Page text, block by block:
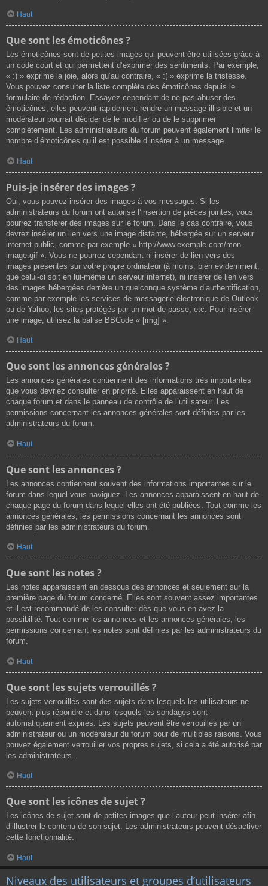
Haut
Que sont les émoticônes ?
Les émoticônes sont de petites images qui peuvent être utilisées grâce à
un code court et qui permettent d’exprimer des sentiments. Par exemple,
« :) » exprime la joie, alors qu’au contraire, « :( » exprime la tristesse.
Vous pouvez consulter la liste complète des émoticônes depuis le
formulaire de rédaction. Essayez cependant de ne pas abuser des
émoticônes, elles peuvent rapidement rendre un message illisible et un
modérateur pourrait décider de le modifier ou de le supprimer
complètement. Les administrateurs du forum peuvent également limiter le
nombre d’émoticônes qu’il est possible d’insérer à un message.
Haut
Puis-je insérer des images ?
Oui, vous pouvez insérer des images à vos messages. Si les
administrateurs du forum ont autorisé l’insertion de pièces jointes, vous
pourrez transférer des images sur le forum. Dans le cas contraire, vous
devrez insérer un lien vers une image distante, hébergée sur un serveur
internet public, comme par exemple « http://www.exemple.com/mon-
image.gif ». Vous ne pourrez cependant ni insérer de lien vers des
images présentes sur votre propre ordinateur (à moins, bien évidemment,
que celui-ci soit en lui-même un serveur internet), ni insérer de lien vers
des images hébergées derrière un quelconque système d’authentification,
comme par exemple les services de messagerie électronique de Outlook
ou de Yahoo, les sites protégés par un mot de passe, etc. Pour insérer
une image, utilisez la balise BBCode « [img] ».
Haut
Que sont les annonces générales ?
Les annonces générales contiennent des informations très importantes
que vous devriez consulter en priorité. Elles apparaissent en haut de
chaque forum et dans le panneau de contrôle de l’utilisateur. Les
permissions concernant les annonces générales sont définies par les
administrateurs du forum.
Haut
Que sont les annonces ?
Les annonces contiennent souvent des informations importantes sur le
forum dans lequel vous naviguez. Les annonces apparaissent en haut de
chaque page du forum dans lequel elles ont été publiées. Tout comme les
annonces générales, les permissions concernant les annonces sont
définies par les administrateurs du forum.
Haut
Que sont les notes ?
Les notes apparaissent en dessous des annonces et seulement sur la
première page du forum concerné. Elles sont souvent assez importantes
et il est recommandé de les consulter dès que vous en avez la
possibilité. Tout comme les annonces et les annonces générales, les
permissions concernant les notes sont définies par les administrateurs du
forum.
Haut
Que sont les sujets verrouillés ?
Les sujets verrouillés sont des sujets dans lesquels les utilisateurs ne
peuvent plus répondre et dans lesquels les sondages sont
automatiquement expirés. Les sujets peuvent être verrouillés par un
administrateur ou un modérateur du forum pour de multiples raisons. Vous
pouvez également verrouiller vos propres sujets, si cela a été autorisé par
les administrateurs.
Haut
Que sont les icônes de sujet ?
Les icônes de sujet sont de petites images que l’auteur peut insérer afin
d’illustrer le contenu de son sujet. Les administrateurs peuvent désactiver
cette fonctionnalité.
Haut
Niveaux des utilisateurs et groupes d’utilisateurs